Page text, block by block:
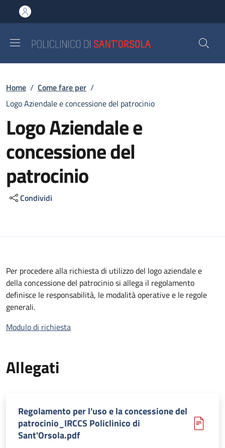
al contenuto principale
to footer content
Briciole di pane
Home / Come fare per /
Logo Aziendale e concessione del patrocinio
Logo Aziendale e
concessione del
patrocinio
Condividi
Per procedere alla richiesta di utilizzo del logo aziendale e
della concessione del patrocinio si allega il regolamento
definisce le responsabilità, le modalità operative e le regole
generali.
Modulo di richiesta
Allegati
Regolamento per l'uso e la concessione del
patrocinio_IRCCS Policlinico di
Sant'Orsola.pdf